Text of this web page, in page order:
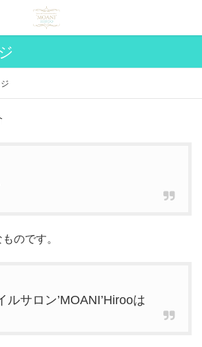
のです。
ルサロン’MOANI’Hirooは